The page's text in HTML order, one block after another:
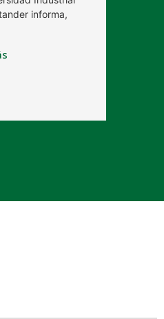
informa,